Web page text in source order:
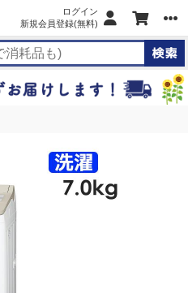
ログイン
新規会員登録(無料)